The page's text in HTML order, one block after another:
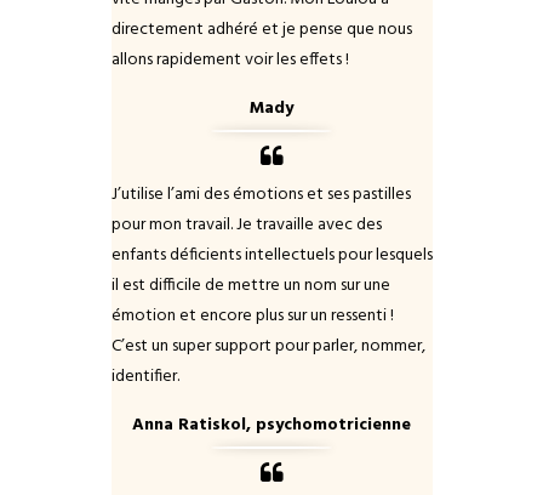
directement adhéré et je pense que nous
allons rapidement voir les effets !
Mady
J’utilise l’ami des émotions et ses pastilles
pour mon travail. Je travaille avec des
enfants déficients intellectuels pour lesquels
il est difficile de mettre un nom sur une
émotion et encore plus sur un ressenti !
C’est un super support pour parler, nommer,
identifier.
Anna Ratiskol, psychomotricienne